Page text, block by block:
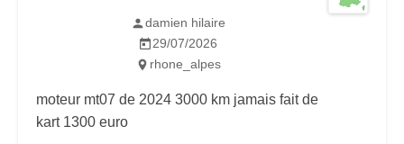
damien hilaire
29/07/2026
rhone_alpes
moteur mt07 de 2024 3000 km jamais fait de
kart 1300 euro